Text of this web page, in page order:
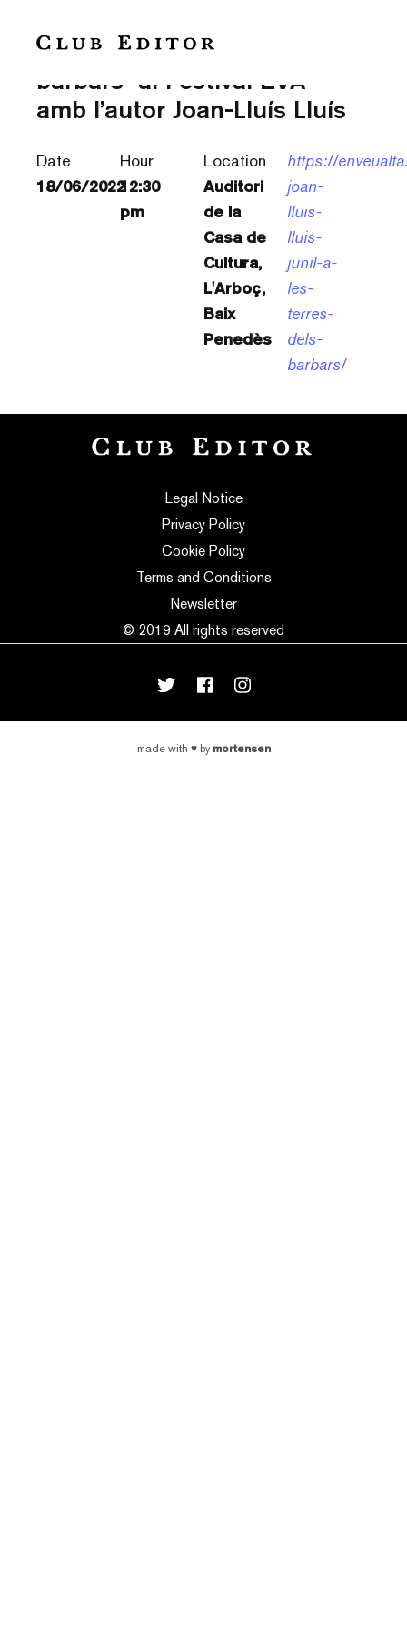
“Junil a les terres dels
bàrbars” al Festival EVA –
amb l’autor Joan-Lluís Lluís
Date
18/06/2022
Hour
12:30
pm
Location
Auditori
de la
Casa de
Cultura,
L'Arboç,
Baix
Penedès
https://
joan-
lluis-
lluis-
junil-a-
les-
terres-
dels-
barbars/
Legal Notice
Privacy Policy
Cookie Policy
Terms and Conditions
Newsletter
© 2019 All rights reserved
made with ♥by mortensen